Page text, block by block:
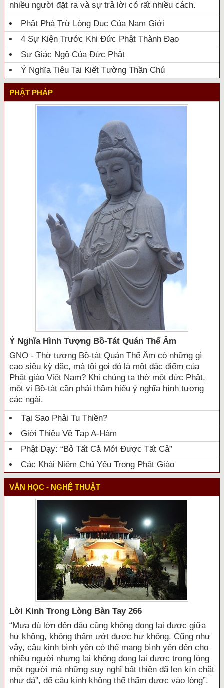
nhiều người đặt ra và sự trả lời có rất nhiều cách.
Phật Phá Trừ Lòng Dục Của Nam Giới
4 Sự Kiện Trước Khi Đức Phật Thành Đạo
Sự Giác Ngộ Của Đức Phật
Ý Nghĩa Tiêu Tai Kiết Tường Thần Chú
PHẬT PHÁP
Ý Nghĩa Hình Tượng Bồ-Tát Quán Thế Âm
GNO - Thờ tượng Bồ-tát Quán Thế Âm có những gì
cao siêu kỳ đặc, mà tôi gọi đó là một đặc điểm của
Phật giáo Việt Nam? Khi chúng ta thờ một đức Phật,
một vị Bồ-tát cần phải thâm hiểu ý nghĩa hình tượng
các ngài.
Tại Sao Phải Tu Thiền?
Giới Thiệu Về Tạp A-Hàm
Phật Dạy: “Bỏ Tất Cả Mới Được Tất Cả”
Các Khái Niệm Chủ Yếu Trong Phật Giáo
VĂN HỌC - NGHỆ THUẬT
Lời Kinh Trong Lòng Bàn Tay 266
“Mưa dù lớn đến đâu cũng không đọng lại được giữa
hư không, không thấm ướt được hư không. Cũng như
vậy, câu kinh bình yên có thể mang bình yên đến cho
nhiều người nhưng lại không đọng lại được trong lòng
một người mà những suy nghĩ bất thiện đã len kín chặt
như đá”, để câu kinh không thể thấm được vào lòng”.